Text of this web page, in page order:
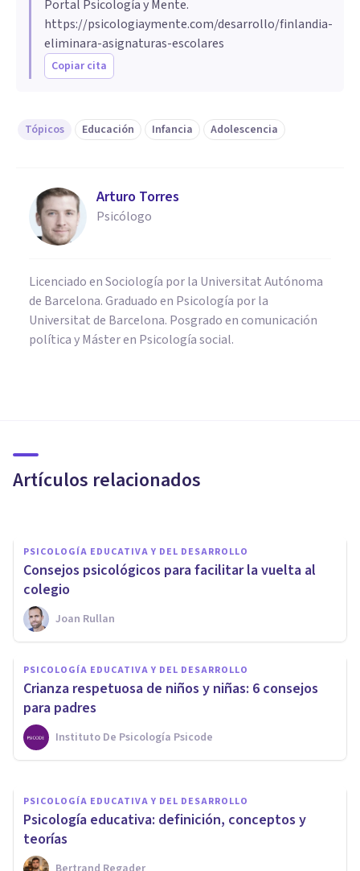
Portal Psicología y Mente.
https://psicologiaymente.com/desarrollo/finlandia-
eliminara-asignaturas-escolares
Copiar cita
Tópicos Educación Infancia Adolescencia
Arturo Torres
Psicólogo
Licenciado en Sociología por la Universitat Autónoma
de Barcelona. Graduado en Psicología por la
Universitat de Barcelona. Posgrado en comunicación
política y Máster en Psicología social.
Artículos relacionados
psicólogo y un psicopedagogo
PSICOLOGÍA EDUCATIVA Y DEL DESARROLLO
Consejos psicológicos para facilitar la vuelta al
colegio
Joan Rullan
PSICOLOGÍA EDUCATIVA Y DEL DESARROLLO
Crianza respetuosa de niños y niñas: 6 consejos
para padres
Instituto De Psicología Psicode
Andragogía: el aprendizaje en
edades avanzadas
Elisabet Rodríguez Camón
PSICOLOGÍA EDUCATIVA Y DEL DESARROLLO
Psicología educativa: definición, conceptos y
teorías